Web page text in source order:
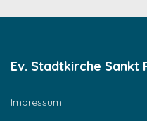
Ev. Stadtkirche Sankt
Impressum